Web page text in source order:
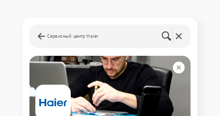
Сервисный центр Haier